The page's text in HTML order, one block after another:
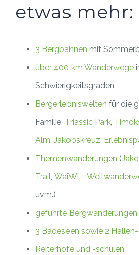
etwas mehr:
3 Bergbahnen mit
über 400 km Wanderwege
Schwierigkeitsgraden
Bergerlebniswelten für die
Familie: Triassic Park,
Alm, Jakobskreuz,
Themenwanderungen (
Trail, WaiWi –
uvm.)
geführte Bergwanderungen
3 Badeseen sowie 2
Reiterhöfe und -schulen